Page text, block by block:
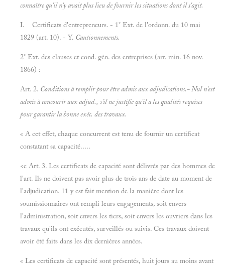
connaître qu'il n'y avait plus lieu de fournir les situations dont il s'agit.
I. Certificats d'entrepreneurs. - 1° Ext. de l'ordonn. du 10 mai
1829 (art. 10). - Y. Cautionnements.
2° Ext. des clauses et cond. gén. des entreprises (arr. min. 16 nov.
1866) :
Art. 2. Conditions àremplir pour être admis aux adjudications.- Nul n'est
admis à concourir aux adjud., s'il ne justifie qu'il a les qualités requises
pour garantir la bonne exéc. des travaux.
« A cet effet, chaque concurrent est tenu de fournir un certificat
constatant sa capacité.....
<c Art. 3. Les certificats de capacité sont délivrés par des hommes de
l'art. Ils ne doivent pas avoir plus de trois ans de date au moment de
l'adjudication. 11 y est fait mention de la manière dont les
soumissionnaires ont rempli leurs engagements, soit envers
l'administration, soit envers les tiers, soit envers les ouvriers dans les
travaux qu'ils ont exécutés, surveillés ou suivis. Ces travaux doivent
avoir été faits dans les dix dernières années.
« Les certificats de capacité sont présentés, huit jours au moins avant